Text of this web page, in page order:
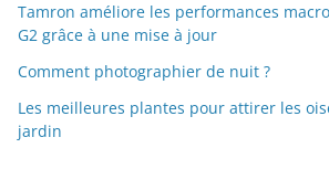
Tamron améliore les performances
G2 grâce à une mise à jour
Comment photographier de nuit ?
Les meilleures plantes pour attirer les
jardin